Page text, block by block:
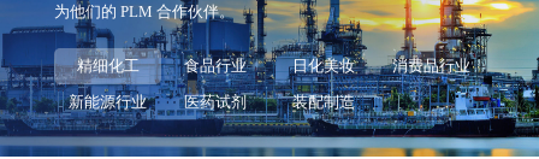
为他们的 PLM 合作伙伴。
精细化工 食品行业 日化美妆
消费品行业
新能源行业
医药试剂 装配制造